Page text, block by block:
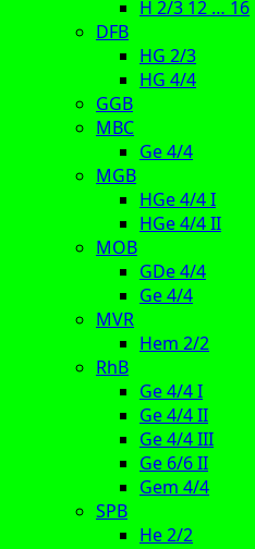
H 2/3 12 … 16
DFB
HG 2/3
HG 4/4
GGB
MBC
Ge 4/4
MGB
HGe 4/4 I
HGe 4/4 II
MOB
GDe 4/4
Ge 4/4
MVR
Hem 2/2
RhB
Ge 4/4 I
Ge 4/4 II
Ge 4/4 III
Ge 6/6 II
Gem 4/4
SPB
He 2/2